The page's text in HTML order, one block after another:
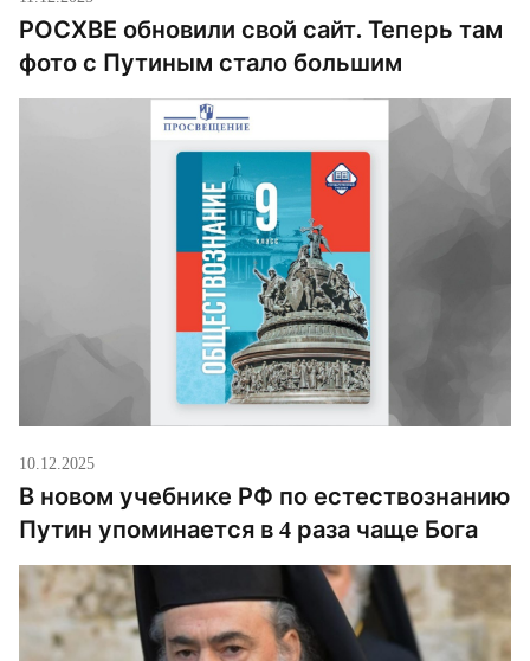
РОСХВЕ обновили свой сайт. Теперь там
фото с Путиным стало большим
10.12.2025
В новом учебнике РФ по естествознанию
Путин упоминается в 4 раза чаще Бога